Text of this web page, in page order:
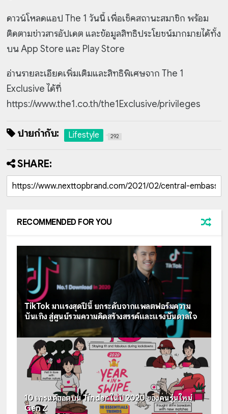
ดาวน์โหลดแอป The 1 วันนี้ เพื่อเช็คสถานะสมาชิก พร้อม
ติดตามข่าวสารอัปเดต และข้อมูลสิทธิประโยชน์มากมายได้ทั้ง
บน App Store และ Play Store
อ่านรายละเอียดเพิ่มเติมและสิทธิพิเศษจาก The 1
Exclusive ได้ที่
https://www.the1.co.th/the1Exclusive/privileges
ป้ายกำกับ: Lifestyle 292
SHARE:
RECOMMENDED FOR YOU
TikTok มาแรงสุดปีนี้ ยกระดับจากแพลตฟอร์มความ
บันเทิง สู่ศูนย์รวมความคิดสร้างสรรค์และแรงบันดาลใจ
10 เทรนด์ฮอตบน Tinder ในปี 2020 ของคนรุ่นใหม่
Gen Z